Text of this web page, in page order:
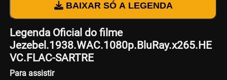
BAIXAR SÓ A LEGENDA
Legenda Oficial do filme
Jezebel.1938.WAC.1080p.BluRay.x265.HE
VC.FLAC-SARTRE
Para assistir